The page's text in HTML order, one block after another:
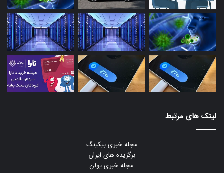
لینک های مرتبط
مجله خبری بیکینگ
برگزیده های ایران
مجله خبری یولن